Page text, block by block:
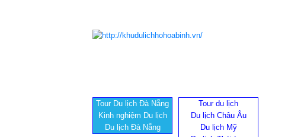
Tour Du lịch Đà Nẵng
Kinh nghiệm Du lịch
Du lịch Đà Nẵng
Tour du lịch
Du lịch Châu Âu
Du lịch Mỹ